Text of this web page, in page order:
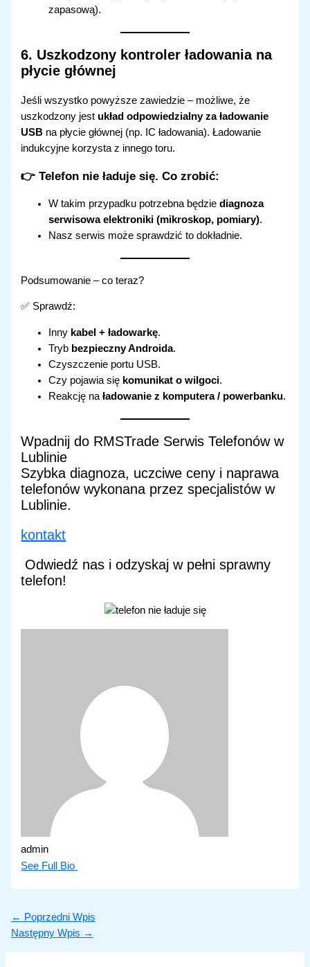
zapasową).
6. Uszkodzony kontroler ładowania na
płycie głównej
Jeśli wszystko powyższe zawiedzie – możliwe, że
uszkodzony jest układ odpowiedzialny za ładowanie
USB na płycie głównej (np. IC ładowania). Ładowanie
indukcyjne korzysta z innego toru.
👉 Telefon nie ładuje się.Co zrobić:
W takim przypadku potrzebna będziediagnoza
serwisowa elektroniki (mikroskop, pomiary).
Nasz serwis może sprawdzić to dokładnie.
Podsumowanie – co teraz?
✅ Sprawdź:
Inny kabel + ładowarkę.
Tryb bezpieczny Androida.
Czyszczenie portu USB.
Czy pojawia się komunikat o wilgoci.
Reakcję naładowanie z komputera / powerbanku.
Wpadnij do RMSTrade Serwis Telefonów w
Lublinie
Szybka diagnoza, uczciwe ceny i naprawa
telefonów wykonana przez specjalistów w
Lublinie.
kontakt
Odwiedź nas i odzyskaj w pełni sprawny
telefon!
admin
See Full Bio
← Poprzedni Wpis
Następny Wpis →